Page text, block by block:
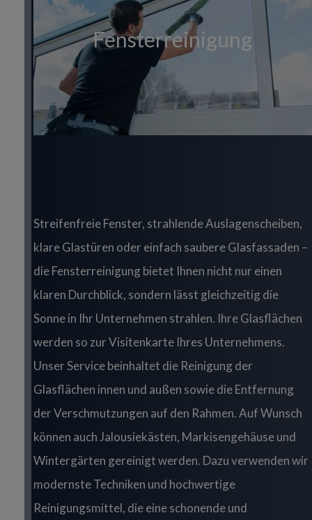
Fensterreinigung
Streifenfreie Fenster, strahlende Auslagenscheiben,
klare Glastüren oder einfach saubere Glasfassaden –
die Fensterreinigung bietet Ihnen nicht nur einen
klaren Durchblick, sondern lässt gleichzeitig die
Sonne in Ihr Unternehmen strahlen. Ihre Glasflächen
werden so zur Visitenkarte Ihres Unternehmens.
Unser Service beinhaltet die Reinigung der
Glasflächen innen und außen sowie die Entfernung
der Verschmutzungen auf den Rahmen. Auf Wunsch
können auch Jalousiekästen, Markisengehäuse und
Wintergärten gereinigt werden. Dazu verwenden wir
modernste Techniken und hochwertige
Reinigungsmittel, die eine schonende und